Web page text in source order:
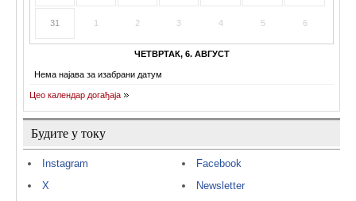
31 1 2 3 4 5 6
ЧЕТВРТАК, 6. АВГУСТ
Нема најава за изабрани датум
Цео календар догађаја
Будите у току
Instagram
X
Facebook
Newsletter